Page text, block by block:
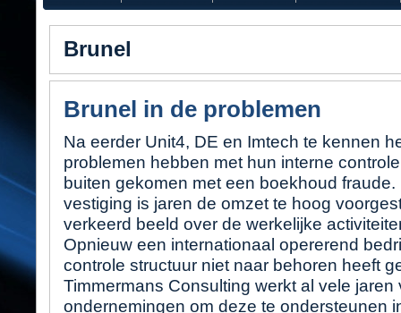
Brunel
Brunel in de problemen
Na eerder Unit4, DE en Imtech te kennen
problemen hebben met hun interne
buiten gekomen met een boekhoud
vestiging is jaren de omzet te hoog
verkeerd beeld over de werkelijke
Opnieuw een internationaal opererend
controle structuur niet naar behoren heeft
Timmermans Consulting werkt al vele
ondernemingen om deze te ondersteunen